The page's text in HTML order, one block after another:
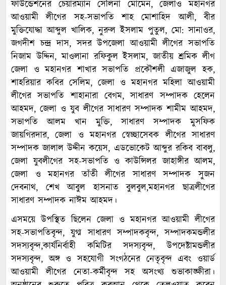
ফাউন্ডেশনের চেয়ারম্যান সেলিনা মোমেন, জেলাও মহানগর
আওয়ামী লীগের সহ-সভাপতি শাহ মোশাহিদ আলী, বীর
মুক্তিযোদ্ধা আব্দুল খালিক, নুরুল ইসলাম পুতুল, মো: সানাওর,
জগদীশ চন্দ্র দাস, সদর উপজেলা আওয়ামী লীগের সভাপতি
নিজাম উদ্দিন, মাওলানা রফিকুল ইসলাম, জাতীয় শ্রমিক লীগ
জেলা ও মহানগর শাখার সভাপতি প্রকৌশলী এজাজুল হক,
শাহরিয়ার কবির সেলিম, জেলা ও মহানগর মহিলা আওয়ামী
লীগের সভাপতি শাহানারা বেগম, সাধারণ সম্পাদক হেলেন
আহমদ, জেলা ও যুব লীগের সাধারণ সম্পাদক শামীম আহমদ,
সভাপতি আলম খান মুক্তি, সাধারণ সম্পাদক মুসফিক
জায়গিরদার, জেলা ও মহানগর স্বেচ্ছাসেবক লীগের সাধারণ
সম্পাদক জালাল উদ্দীন কয়েস, এডভোকেট আব্দুর রকিব বাবলু,
জেলা যুবলীগের সহ-সভাপতি ও কাউন্সিলর জাহাঙ্গীর আলম,
জেলা ও মহানগর তাঁতী লীগের সাধারণ সম্পাদক সুজন
দেবনাথ, শেখ আবুল হাসনাত বুলবুল,মহানগর ছাত্রলীগের
সাধারণ সম্পাদক নাঈম আহমদ।
এসময়ে উপস্থিত ছিলেন জেলা ও মহানগর আওয়ামী লীগের
সহ-সভাপতিবৃন্দ, যুগ্ম সাধারণ সম্পাদকবৃন্দ, সম্পাদকমন্ডলীর
সদস্যবৃন্দ,কার্যনির্বাহী কমিটির সদস্যবৃন্দ, উপদেষ্টামন্ডলীর
সদস্যবৃন্দ, অঙ্গ ও সহযোগী সংগঠনের নেতৃবৃন্দ এবং ওয়ার্ড
আওয়ামী লীগের নেতা-কর্মীবৃন্দ সহ অসংখ্য শুভাকাঙ্ক্ষীরা।